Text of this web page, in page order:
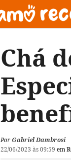
Chá
PorGabriel Dambrosi
22/06/2023 às 09:59 em